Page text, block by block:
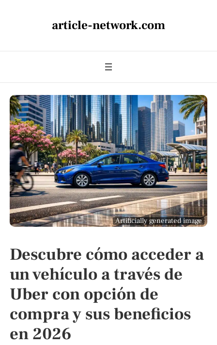
article-network.com
Artificially generated image
Descubre cómo acceder a
un vehículo a través de
Uber con opción de
compra y sus beneficios
en 2026